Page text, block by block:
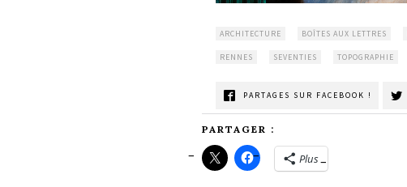
ARCHITECTURE BOÎTES AUX LETTRES
RENNES SEVENTIES TOPOGRAPHIE
PARTAGES SUR FACEBOOK !
PARTAGER :
Plus